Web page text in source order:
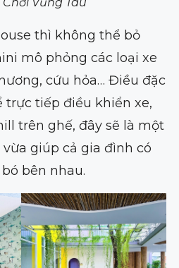
thì không thể bỏ
mô phỏng các loại xe
cứu hỏa… Điều đặc
trực tiếp điều khiển xe,
trên ghế, đây sẽ là một
giúp cả gia đình có
bên nhau.